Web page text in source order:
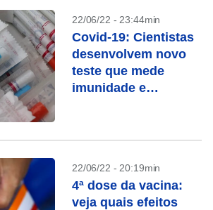
22/06/22 - 23:44min
Covid-19: Cientistas
desenvolvem novo
teste que mede
imunidade e
22/06/22 - 20:19min
4ª dose da vacina:
veja quais efeitos